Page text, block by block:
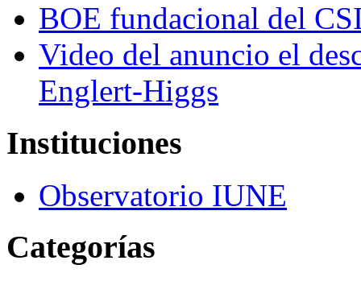
BOE fundacional del
Video del anuncio el
Englert-Higgs
Instituciones
Observatorio IUNE
Categorías